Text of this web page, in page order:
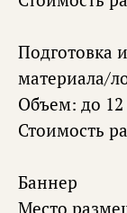
Подготовка
материала/
Объем: до 12
Стоимость
Баннер